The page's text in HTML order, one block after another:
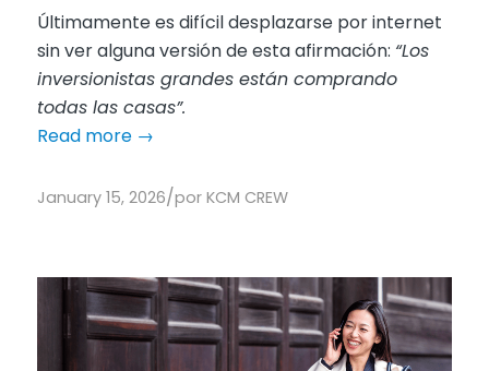
Últimamente es difícil desplazarse por internet
sin ver alguna versión de esta afirmación: “Los
inversionistas grandes están comprando
todas las casas”.
Read more→
January 15, 2026/por KCM CREW